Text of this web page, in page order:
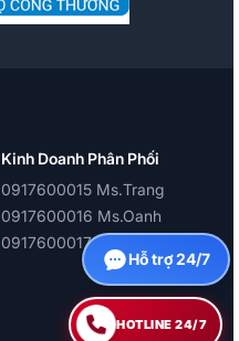
HOTLINE 24/7
Kinh Doanh Phân Phối
0917600015 Ms.Trang
0917600016 Ms.Oanh
0917600017 Ms.Quỳnh
Hỗ trợ 24/7